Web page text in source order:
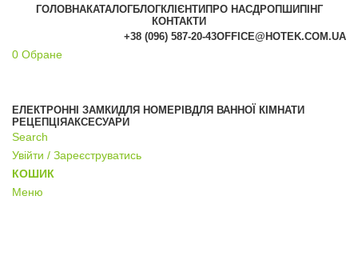
ГОЛОВНАКАТАЛОГБЛОГКЛІЄНТИ ПРО НАСДРОПШИПІНГ
КОНТАКТИ
+38 (096) 587-20-43OFFICE@HOTEK.COM.UA
0 Обране
ЕЛЕКТРОННІ ЗАМКИДЛЯ НОМЕРІВДЛЯ ВАННОЇ КІМНАТИ
РЕЦЕПЦІЯАКСЕСУАРИ
Search
Увійти / Зареєструватись
КОШИК
Меню